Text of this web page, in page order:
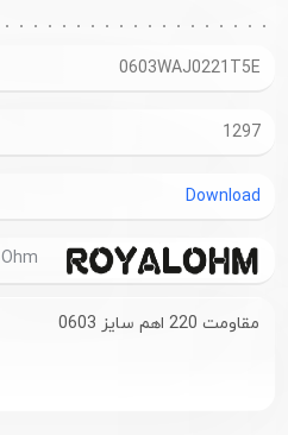
0603WAJ0221T5E
1297
Download
مقاومت 220 اهم سایز 0603